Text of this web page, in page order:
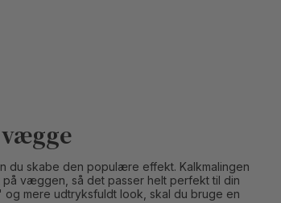
du skabe den populære effekt. Kalkmalingen
væggen, så det passer helt perfekt til din
mere udtryksfuldt look, skal du bruge en